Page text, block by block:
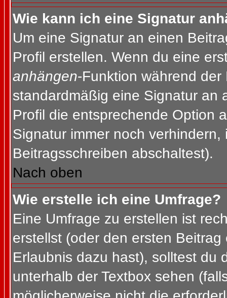
Wie kann ich eine Signatur
Um eine Signatur an einen
Profil erstellen. Wenn du eine
anhängen-Funktion während
standardmäßig eine Signatur an
Profil die entsprechende Option
Signatur immer noch
Beitragsschreiben abschaltest).
Nach oben
Wie erstelle ich eine Umfrage?
Eine Umfrage zu erstellen ist
erstellst (oder den ersten
Erlaubnis dazu hast), solltest du
unterhalb der Textbox sehen